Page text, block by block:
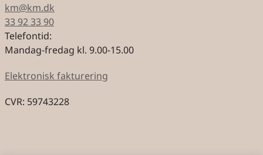
km@km.dk
33 92 33 90
Telefontid:
Mandag-fredag kl. 9.00-15.00
Elektronisk fakturering
CVR: 59743228